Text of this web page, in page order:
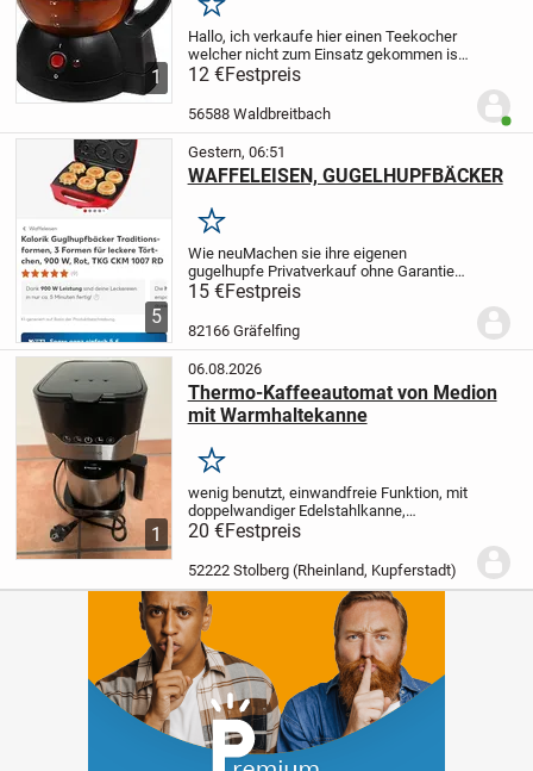
1
Merken
Hallo, ich verkaufe hier einen Teekocher
welcher nicht zum Einsatz gekommen ist
und daher unbenutzt in seiner
ungeöffneten Originalverpackung steckt.
Ich kann zur Zahlung PayPal anbieten,
die...
12 €Festpreis
56588 Waldbreitbach
5
Gestern, 06:51
WAFFELEISEN, GUGELHUPFBÄCKER
Merken
Wie neuMachen sie ihre eigenen
gugelhupfe Privatverkauf ohne Garantie
und Rücknahme Abholung in gräfelfing
nähe s-bahnhof
15 €Festpreis
82166 Gräfelfing
1
06.08.2026
Thermo-Kaffeeautomat von Medion
mit Warmhaltekanne
Merken
wenig benutzt, einwandfreie Funktion, mit
doppelwandiger Edelstahlkanne,
ausführlicher Bedienungsanleitung und
Original-Karton. Privatverkauf ohne
Gewährleistung und Rücknahme.
Versicherter Versand...
20 €Festpreis
52222 Stolberg (Rheinland, Kupferstadt)